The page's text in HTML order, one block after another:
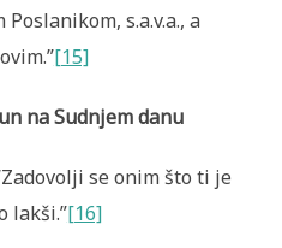
s.a.v.a., a
[15]
na Sudnjem danu
se onim što ti je
lakši.”[16]